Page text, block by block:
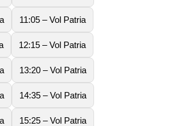
11:05 – Vol Patria
12:15 – Vol Patria
13:20 – Vol Patria
14:35 – Vol Patria
15:25 – Vol Patria